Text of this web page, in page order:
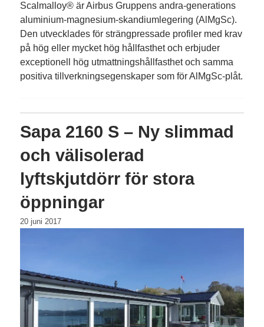
Scalmalloy® är Airbus Gruppens andra-generations
aluminium-magnesium-skand­ium­legering (AlMgSc).
Den utvecklades för strängpressade profiler med krav
på hög eller mycket hög hållfasthet och erbjuder
exceptionell hög utmattningshållfasthet och samma
positiva tillverkningsegenskaper som för AlMgSc-plåt.
Sapa 2160 S – Ny slimmad
och välisolerad
lyftskjutdörr för stora
öppningar
20 juni 2017